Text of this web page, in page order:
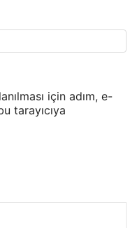
için adım, e-
tarayıcıya